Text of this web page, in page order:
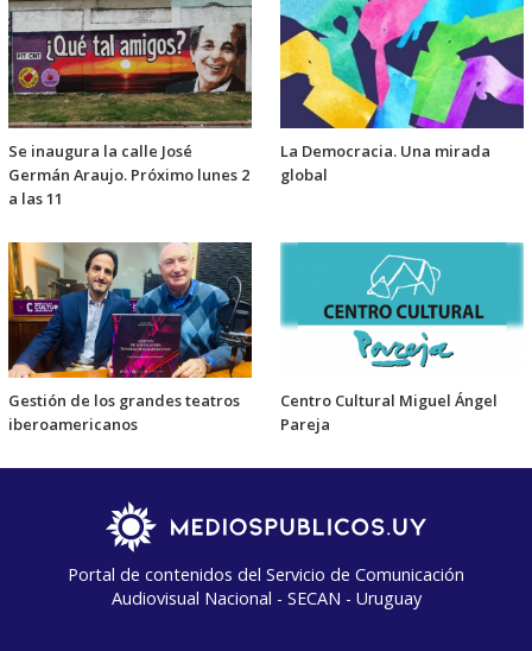
Se inaugura la calle José
Germán Araujo. Próximo lunes 2
a las 11
La Democracia. Una mirada
global
Gestión de los grandes teatros
iberoamericanos
Centro Cultural Miguel Ángel
Pareja
Portal de contenidos del Servicio de Comunicación
Audiovisual Nacional - SECAN - Uruguay